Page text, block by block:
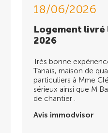
18/06/2026
Logement livré
2026
Très bonne
Tanaïs, maison de
particuliers à Mme
sérieux ainsi que M
de chantier .
Avis immodvisor